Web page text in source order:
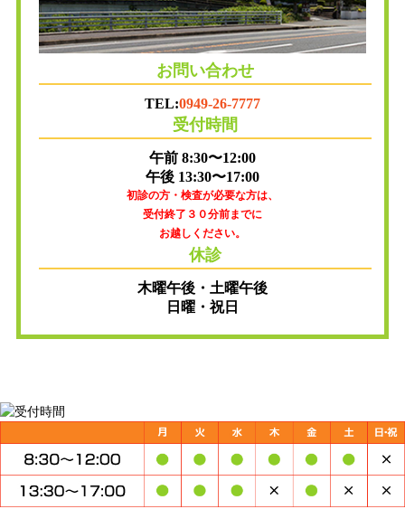
お問い合わせ
TEL:0949-26-7777
受付時間
午前 8:30〜12:00
午後 13:30〜17:00
初診の方・検査が必要な方は、
受付終了３０分前までに
お越しください。
休診
木曜午後・土曜午後
日曜・祝日